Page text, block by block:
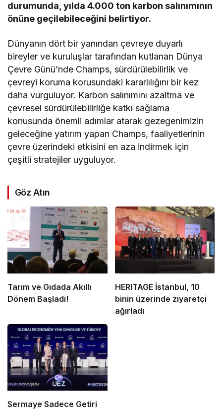
durumunda, yılda 4.000 ton karbon salınımının
önüne geçilebileceğini belirtiyor.
Dünyanın dört bir yanından çevreye duyarlı
bireyler ve kuruluşlar tarafından kutlanan Dünya
Çevre Günü’nde Champs, sürdürülebilirlik ve
çevreyi koruma korusundaki kararlılığını bir kez
daha vurguluyor. Karbon salınımını azaltma ve
çevresel sürdürülebilirliğe katkı sağlama
konusunda önemli adımlar atarak gezegenimizin
geleceğine yatırım yapan Champs, faaliyetlerinin
çevre üzerindeki etkisini en aza indirmek için
çeşitli stratejiler uyguluyor.
Göz Atın
Tarım ve Gıdada Akıllı
Dönem Başladı!
HERITAGE İstanbul, 10
binin üzerinde ziyaretçi
ağırladı
Sermaye Sadece Getiri